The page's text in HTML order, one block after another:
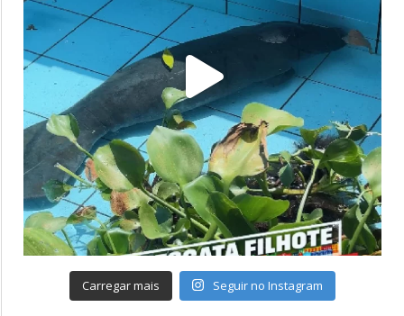
Carregar mais Seguir no Instagram